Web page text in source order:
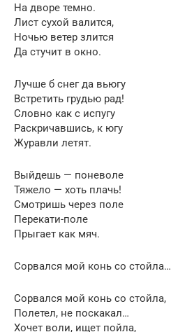
На дворе темно.
Лист сухой валится,
Ночью ветер злится
Да стучит в окно.
Лучше б снег да вьюгу
Встретить грудью рад!
Словно как с испугу
Раскричавшись, к югу
Журавли летят.
Выйдешь — поневоле
Тяжело — хоть плачь!
Смотришь через поле
Перекати-поле
Прыгает как мяч.
Сорвался мой конь со стойла…
Сорвался мой конь со стойла,
Полетел, не поскакал…
Хочет воли, ищет пойла,